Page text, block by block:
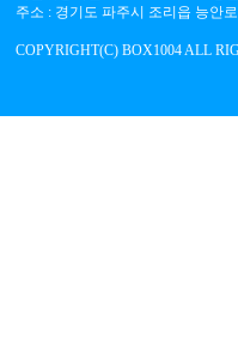
주소 : 경기도 파주시 조리읍 능안
COPYRIGHT(C) BOX1004 ALL